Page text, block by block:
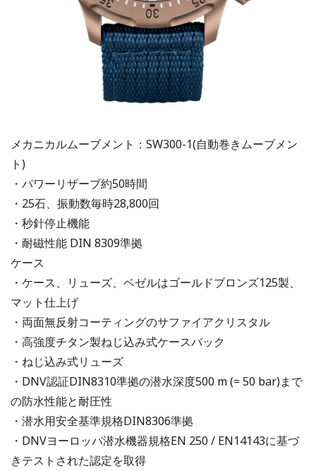
メカニカルムーブメント：SW300-1(自動巻きムーブメン
ト)
・パワーリザーブ約50時間
・25石、振動数毎時28,800回
・秒針停止機能
・耐磁性能 DIN 8309準拠
ケース
・ケース、リューズ、ベゼルはゴールドブロンズ125製、
マット仕上げ
・両面無反射コーティングのサファイアクリスタル
・高強度チタン製ねじ込み式ケースバック
・ねじ込み式リューズ
・DNV認証DIN8310準拠の潜水深度500 m (= 50 bar)まで
の防水性能と耐圧性
・潜水用安全基準規格DIN8306準拠
・DNVヨーロッパ潜水機器規格EN 250 / EN14143に基づ
きテストされた認定を取得